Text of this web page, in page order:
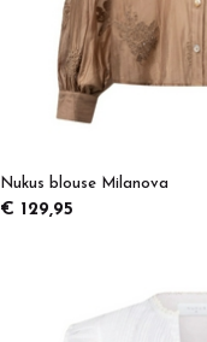
Nukus blouse Milanova
€ 129,95